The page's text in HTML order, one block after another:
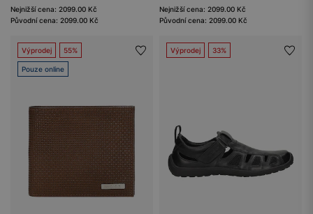
Nejnižší cena: 2099.00 Kč
Původní cena: 2099.00 Kč
Nejnižší cena: 2099.00 Kč
Původní cena: 2099.00 Kč
Výprodej 55%
Pouze online
Výprodej 33%